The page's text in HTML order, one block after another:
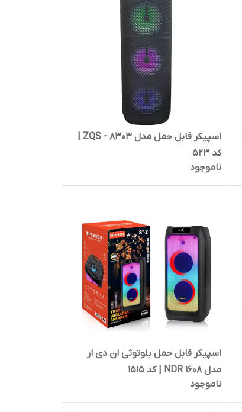
کد 523
ناموجود
اسپیکر قابل حمل بلوتوثی ان دی ار
مدل NDR 1608 | کد 1515
ناموجود